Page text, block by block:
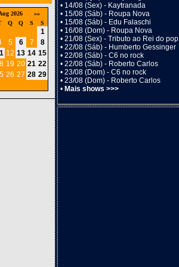
2026
»»
Q Q S S
1
5 6 7
8
12 13 14 15
19 20 21 22
26 27 28 29
• 14/08 (Sex) - Kaytranada
• 15/08 (Sáb) - Roupa Nova
• 15/08 (Sáb) - Edu Falaschi
• 16/08 (Dom) - Roupa Nova
• 21/08 (Sex) - Tributo ao Rei do pop
• 22/08 (Sáb) - Humberto Gessinger
• 22/08 (Sáb) - C6 no rock
• 22/08 (Sáb) - Roberto Carlos
• 23/08 (Dom) - C6 no rock
• 23/08 (Dom) - Roberto Carlos
• Mais shows >>>